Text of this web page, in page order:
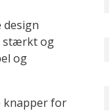
design
stærkt og
og
knapper for